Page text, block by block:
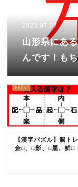
2023.07.07
山形県にあ
んです！も
まないので
【漢字パズル】脳ト
金□、□影、□屋、鮮□